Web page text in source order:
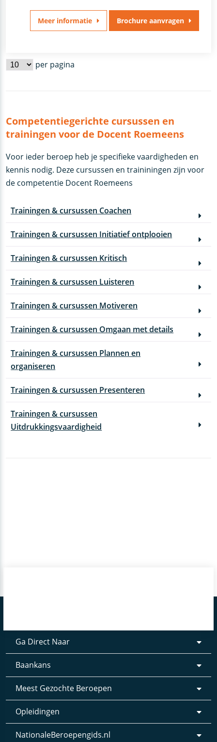
Meer informatie Brochure aanvragen
per pagina
Competentiegerichte cursussen en
trainingen voor de Docent Roemeens
Voor ieder beroep heb je specifieke vaardigheden en
kennis nodig. Deze cursussen en traininingen zijn voor
de competentie Docent Roemeens
Trainingen & cursussen Coachen
Trainingen & cursussen Initiatief ontplooien
Trainingen & cursussen Kritisch
Trainingen & cursussen Luisteren
Trainingen & cursussen Motiveren
Trainingen & cursussen Omgaan met details
Trainingen & cursussen Plannen en
organiseren
Trainingen & cursussen Presenteren
Trainingen & cursussen
Uitdrukkingsvaardigheid
Ga Direct Naar
Baankans
Meest Gezochte Beroepen
Opleidingen
NationaleBeroepengids.nl